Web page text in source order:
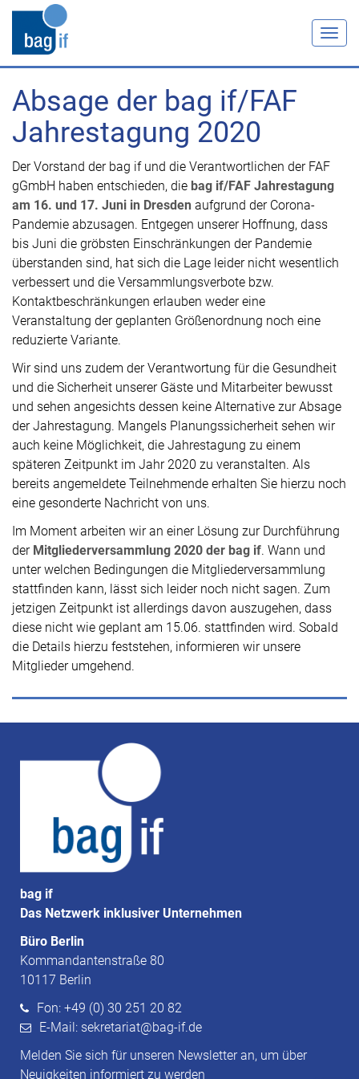
Absage der bag if/FAF
Jahrestagung 2020
Der Vorstand der bag if und die Verantwortlichen der FAF
gGmbH haben entschieden, die bag if/FAF Jahrestagung
am 16. und 17. Juni in Dresden aufgrund der Corona-
Pandemie abzusagen. Entgegen unserer Hoffnung, dass
bis Juni die gröbsten Einschränkungen der Pandemie
überstanden sind, hat sich die Lage leider nicht wesentlich
verbessert und die Versammlungsverbote bzw.
Kontaktbeschränkungen erlauben weder eine
Veranstaltung der geplanten Größenordnung noch eine
reduzierte Variante.
Wir sind uns zudem der Verantwortung für die Gesundheit
und die Sicherheit unserer Gäste und Mitarbeiter bewusst
und sehen angesichts dessen keine Alternative zur Absage
der Jahrestagung. Mangels Planungssicherheit sehen wir
auch keine Möglichkeit, die Jahrestagung zu einem
späteren Zeitpunkt im Jahr 2020 zu veranstalten. Als
bereits angemeldete Teilnehmende erhalten Sie hierzu noch
eine gesonderte Nachricht von uns.
Im Moment arbeiten wir an einer Lösung zur Durchführung
der Mitgliederversammlung 2020 der bag if. Wann und
unter welchen Bedingungen die Mitgliederversammlung
stattfinden kann, lässt sich leider noch nicht sagen. Zum
jetzigen Zeitpunkt ist allerdings davon auszugehen, dass
diese nicht wie geplant am 15.06. stattfinden wird. Sobald
die Details hierzu feststehen, informieren wir unsere
Mitglieder umgehend.
bag if
Das Netzwerk inklusiver Unternehmen
Büro Berlin
Kommandantenstraße 80
10117 Berlin
Fon: +49 (0) 30 251 20 82
E-Mail: sekretariat@bag-if.de
Melden Sie sich für unseren Newsletter an, um über
Neuigkeiten informiert zu werden